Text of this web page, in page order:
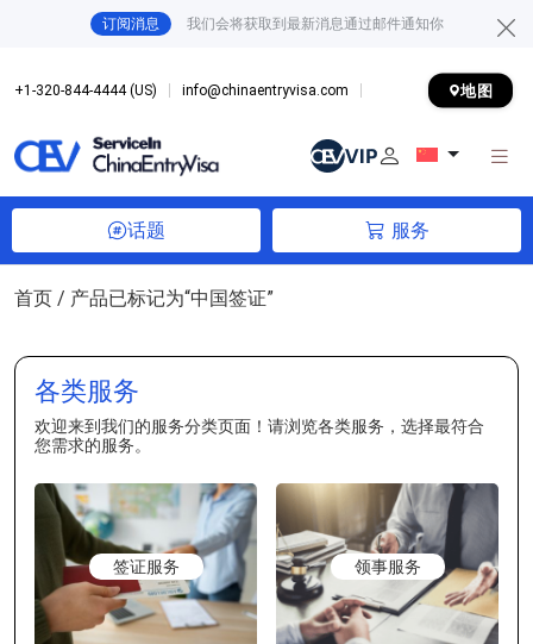
订阅消息 我们会将获取到最新消息通过邮件通知你
+1-320-844-4444 (US) info@chinaentryvisa.com 地图
话题 服务
首页 / 产品已标记为“中国签证”
各类服务
欢迎来到我们的服务分类页面！请浏览各类服务，选择最符合
您需求的服务。
签证服务 领事服务